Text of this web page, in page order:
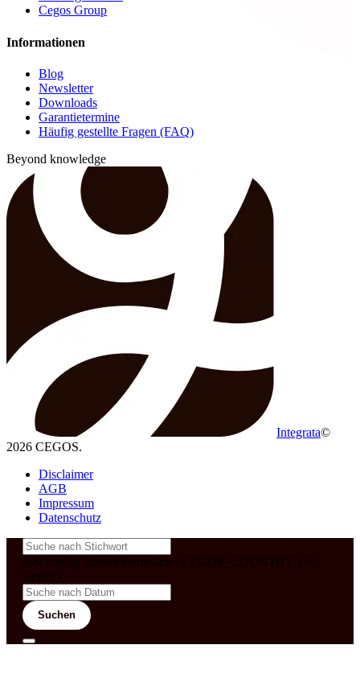
Cegos Group
Informationen
Blog
Newsletter
Downloads
Garantietermine
Häufig gestellte Fragen (FAQ)
Beyond knowledge
Integrata©
2026 CEGOS.
Disclaimer
AGB
Impressum
Datenschutz
&& config('laravel-theme-inter.CEGOS_COUNTRY') !=
'neves')
Suchen